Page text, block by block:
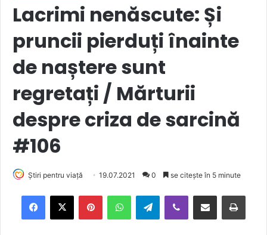
Lacrimi nenăscute: Și
pruncii pierduți înainte
de naștere sunt
regretați / Mărturii
despre criza de sarcină
#106
Știri pentru viață 19.07.2021 0 se citește în 5 minute
Telegram